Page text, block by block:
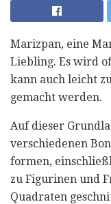
Marizpan, eine
Liebling. Es wird
kann auch leicht
gemacht werden.
Auf dieser
verschiedenen
formen,
zu Figurinen und
Quadraten